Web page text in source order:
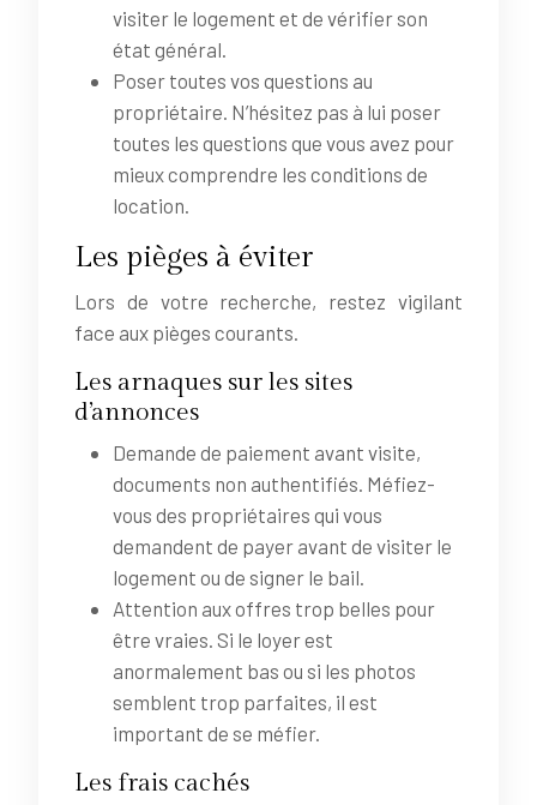
visiter le logement et de vérifier son
état général.
Poser toutes vos questions au
propriétaire. N’hésitez pas à lui poser
toutes les questions que vous avez pour
mieux comprendre les conditions de
location.
Les pièges à éviter
Lors de votre recherche, restez vigilant
face aux pièges courants.
Les arnaques sur les sites
d’annonces
Demande de paiement avant visite,
documents non authentifiés. Méfiez-
vous des propriétaires qui vous
demandent de payer avant de visiter le
logement ou de signer le bail.
Attention aux offres trop belles pour
être vraies. Si le loyer est
anormalement bas ou si les photos
semblent trop parfaites, il est
important de se méfier.
Les frais cachés